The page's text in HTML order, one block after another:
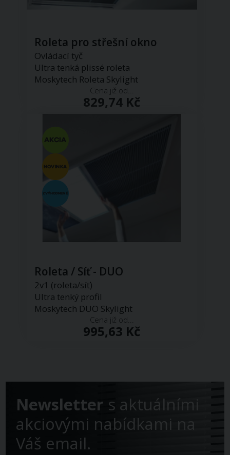
Roleta pro střešní okno
Ovládací tyč
Ultra tenká plissé roleta
Moskytech Roleta Skylight
Cena již od...
829,74 Kč
Roleta / Síť - DUO
2v1 (roleta/síť)
Ultra tenký profil
Moskytech DUO Skylight
Cena již od...
995,63 Kč
Newsletter s aktuálními
akciovými nabídkami na
Váš email.